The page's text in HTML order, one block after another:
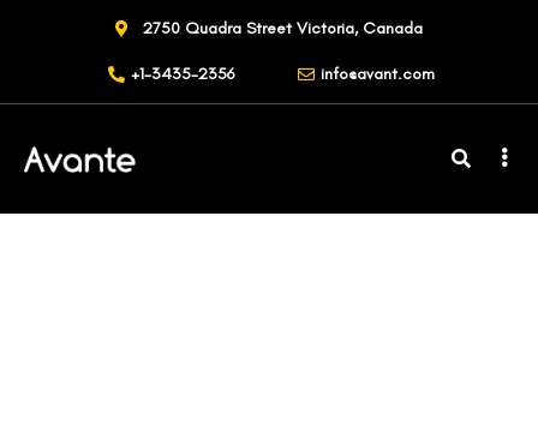
2750 Quadra Street Victoria, Canada
+1-3435-2356 info@avant.com